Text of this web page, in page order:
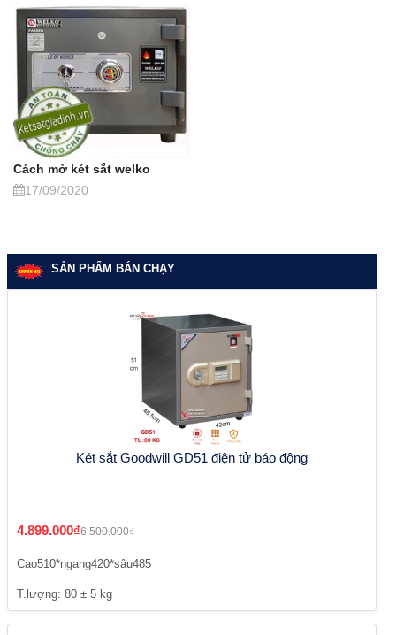
Cách mở két sắt welko
17/09/2020
SẢN PHẨM BÁN CHẠY
Két sắt Goodwill GD51 điện tử báo động
4.899.000₫6.500.000₫
Cao510*ngang420*sâu485
T.lượng: 80 ± 5 kg